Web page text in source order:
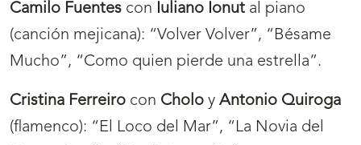
Camilo Fuentes con Iuliano Ionut al piano
(canción mejicana): “Volver Volver”, “Bésame
Mucho”, “Como quien pierde una estrella”.
Cristina Ferreiro con Cholo y Antonio Quiroga
(flamenco): “El Loco del Mar”, “La Novia del